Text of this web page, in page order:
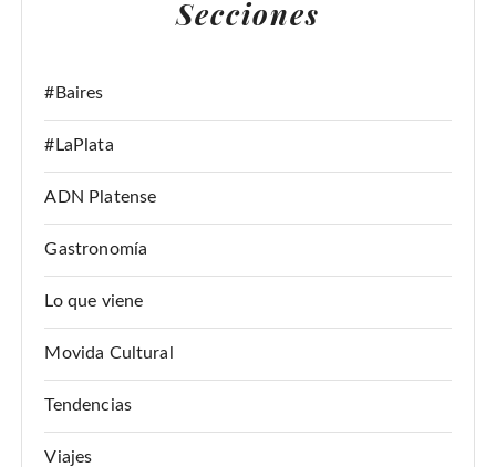
Secciones
#Baires
#LaPlata
ADN Platense
Gastronomía
Lo que viene
Movida Cultural
Tendencias
Viajes